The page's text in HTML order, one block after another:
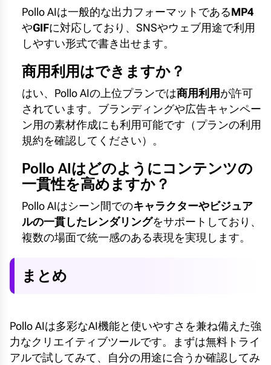
Pollo AIは一般的な出力フォーマットであるMP4
やGIFに対応しており、SNSやウェブ用途で利用
しやすい形式で書き出せます。
商用利用はできますか？
はい、Pollo AIの上位プランでは商用利用が許可
されています。ブランディングや広告キャンペー
ン用の素材作成にも利用可能です（プランの利用
規約を確認してください）。
Pollo AIはどのようにコンテンツの
一貫性を高めますか？
Pollo AIはシーン間でのキャラクターやビジュア
ルの一貫したレンダリングをサポートしており、
複数の場面で統一感のある表現を実現します。
まとめ
Pollo AIは多彩なAI機能と使いやすさを兼ね備えた強
力なクリエイティブツールです。まずは無料トライ
アルで試してみて、自分の用途に合うか確認してみ